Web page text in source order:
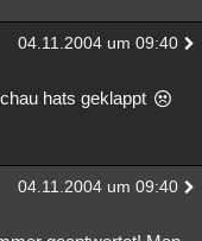
04.11.2004 um 09:40
hats geklappt
04.11.2004 um 09:40